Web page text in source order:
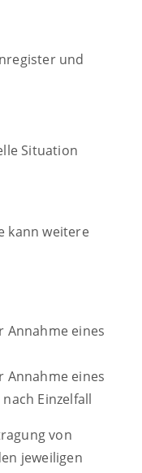
und
Situation
kann weitere
Annahme eines
Annahme eines
Einzelfall
von
jeweiligen